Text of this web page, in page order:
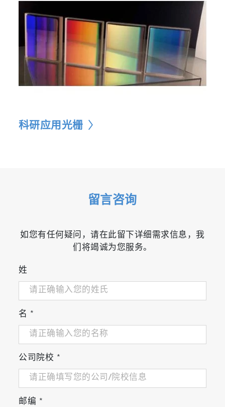
科研应用光栅
留言咨询
如您有任何疑问，请在此留下详细需求信息，我
们将竭诚为您服务。
姓
名 *
公司院校 *
邮编 *